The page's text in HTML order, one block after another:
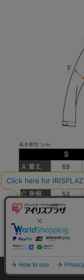
HOME 探す